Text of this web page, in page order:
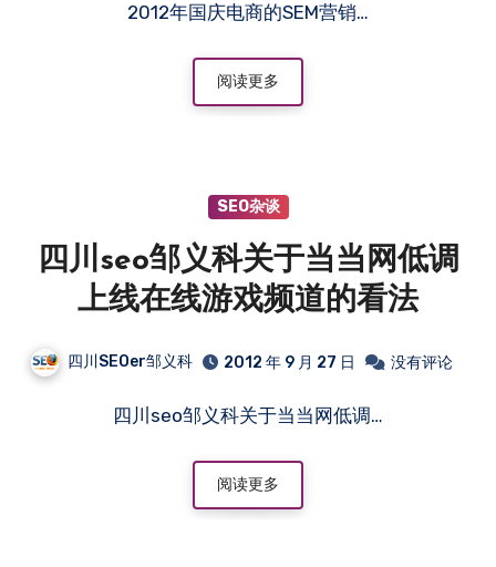
2012年国庆电商的SEM营销…
阅读更多
SEO杂谈
四川seo邹义科关于当当网低调
上线在线游戏频道的看法
四川SEOer邹义科 2012 年 9 月 27 日 没有评论
四川seo邹义科关于当当网低调…
阅读更多